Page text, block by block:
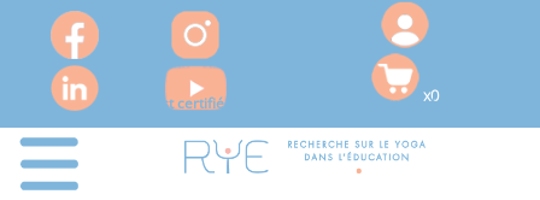
x0
Le RYE est certifié QUALIOPI pour ses actions de formation